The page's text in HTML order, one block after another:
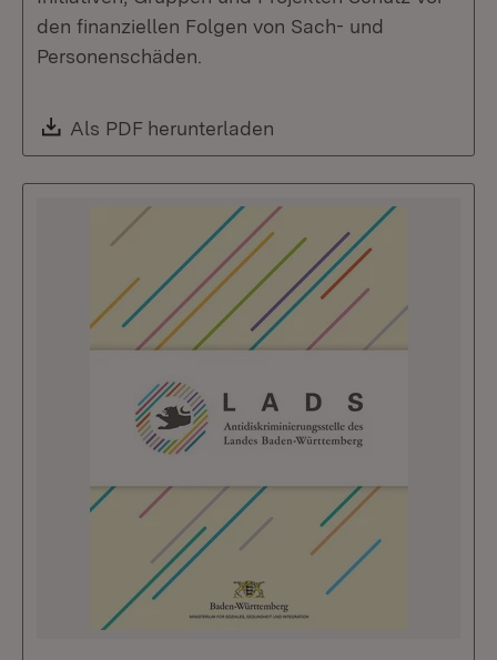
den finanziellen Folgen von Sach- und
Personenschäden.
Download:
Als PDF herunterladen